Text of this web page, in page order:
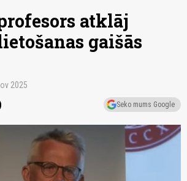
atklāj
gaišās
2025
Seko mums Google